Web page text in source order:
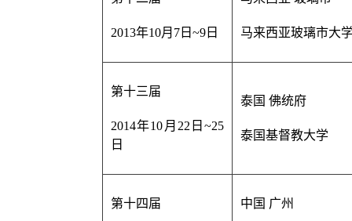
2013年10月7日 ~9日 马来西亚玻璃市大
第十三届
2014年10月22日 ~25
日
泰国 佛统府
泰国基督教大学
第十四届 中国 广州